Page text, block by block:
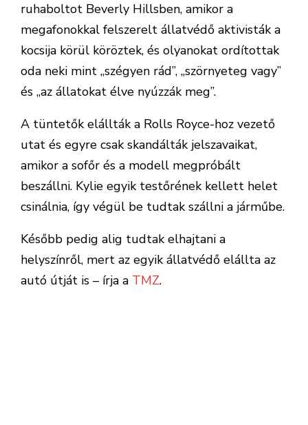
ruhaboltot Beverly Hillsben, amikor a
megafonokkal felszerelt állatvédő aktivisták a
kocsija körül köröztek, és olyanokat ordítottak
oda neki mint „szégyen rád”, „szörnyeteg vagy”
és „az állatokat élve nyúzzák meg”.
A tüntetők elállták a Rolls Royce-hoz vezető
utat és egyre csak skandálták jelszavaikat,
amikor a sofőr és a modell megpróbált
beszállni. Kylie egyik testőrének kellett helet
csinálnia, így végül be tudtak szállni a járműbe.
Később pedig alig tudtak elhajtani a
helyszínről, mert az egyik állatvédő elállta az
autó útját is – írja a TMZ.